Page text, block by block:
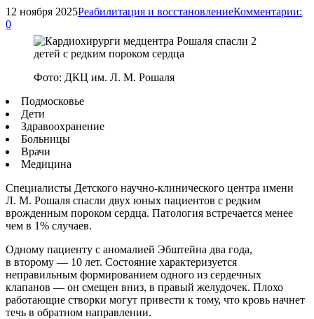
12 ноября 2025Реабилитация и восстановлениеКомментарии:
0
Фото: ДКЦ им. Л. М. Рошаля
Подмосковье
Дети
Здравоохранение
Больницы
Врачи
Медицина
Специалисты Детского научно-клинического центра имени
Л. М. Рошаля спасли двух юных пациентов с редким
врожденным пороком сердца. Патология встречается менее
чем в 1% случаев.
Одному пациенту с аномалией Эбштейна два года,
в второму — 10 лет. Состояние характеризуется
неправильным формированием одного из сердечных
клапанов — он смещен вниз, в правый желудочек. Плохо
работающие створки могут привести к тому, что кровь начнет
течь в обратном направлении.